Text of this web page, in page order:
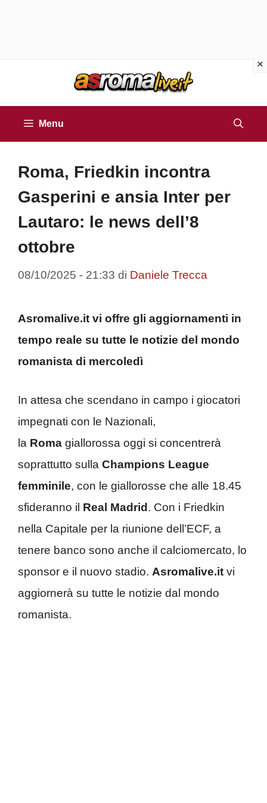
Menu
Roma, Friedkin incontra
Gasperini e ansia Inter per
Lautaro: le news dell’8
ottobre
08/10/2025 - 21:33 di Daniele Trecca
Asromalive.it vi offre gli aggiornamenti in
tempo reale su tutte le notizie del mondo
romanista di mercoledì
In attesa che scendano in campo i giocatori
impegnati con le Nazionali,
la Roma giallorossa oggi si concentrerà
soprattutto sulla Champions League
femminile, con le giallorosse che alle 18.45
sfideranno il Real Madrid. Con i Friedkin
nella Capitale per la riunione dell’ECF, a
tenere banco sono anche il calciomercato, lo
sponsor e il nuovo stadio. Asromalive.it vi
aggiornerà su tutte le notizie dal mondo
romanista.